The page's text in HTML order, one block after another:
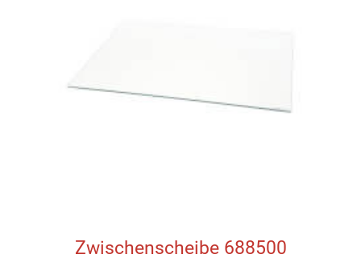
Zwischenscheibe 688500